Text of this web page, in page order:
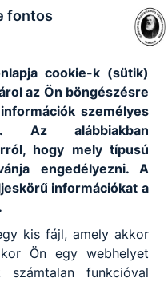
fontos
cookie-k (sütik)
az Ön böngészésre
személyes
Az alábbiakban
hogy mely típusú
engedélyezni. A
információkat a
kis fájl, amely akkor
Ön egy webhelyet
funkcióval